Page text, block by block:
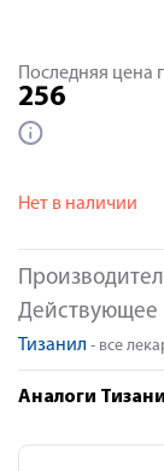
Действующее
Тизанил - все
Последняя цена
256
Нет в наличии
Аналоги